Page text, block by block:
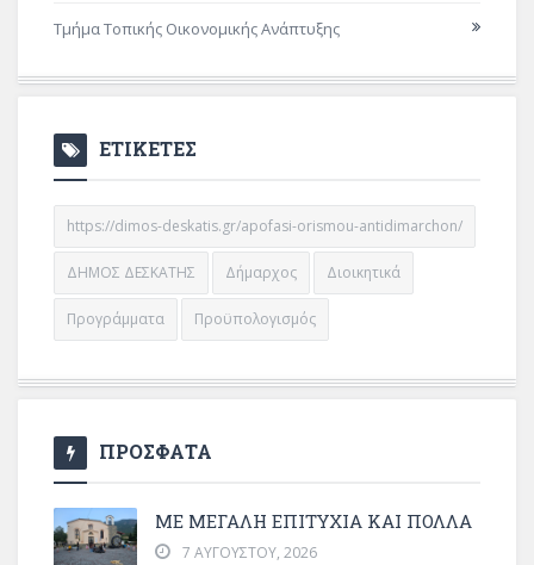
Τμήμα Τοπικής Οικονομικής Ανάπτυξης
ΕΤΙΚΕΤΕΣ
https://dimos-deskatis.gr/apofasi-orismou-antidimarchon/
ΔΗΜΟΣ ΔΕΣΚΑΤΗΣ Δήμαρχος Διοικητικά
Προγράμματα Προϋπολογισμός
ΠΡΟΣΦΑΤΑ
ΜΕ ΜΕΓΆΛΗ ΕΠΙΤΥΧΊΑ ΚΑΙ ΠΟΛΛΆ
7 ΑΥΓΟΎΣΤΟΥ, 2026